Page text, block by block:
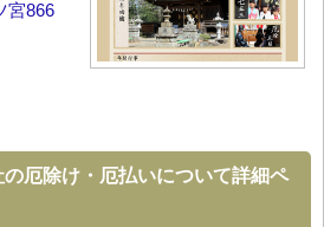
宮866
の厄除け・厄払いについて詳細ペ